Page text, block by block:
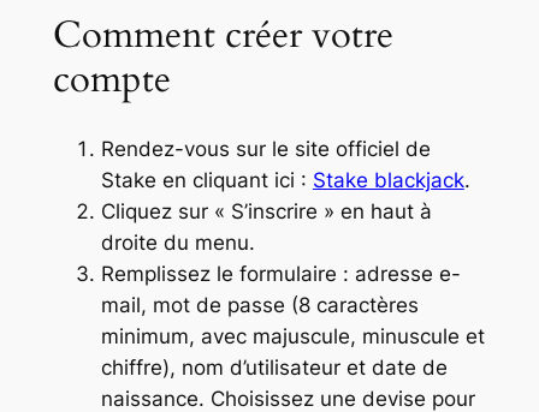
Comment créer votre
compte
Rendez-vous sur le site officiel de
Stake en cliquant ici : Stake blackjack.
Cliquez sur « S’inscrire » en haut à
droite du menu.
Remplissez le formulaire : adresse e-
mail, mot de passe (8 caractères
minimum, avec majuscule, minuscule et
chiffre), nom d’utilisateur et date de
naissance. Choisissez une devise pour